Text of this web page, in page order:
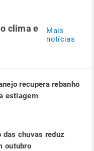
clima e
Mais
notícias
recupera rebanho
estiagem
das chuvas reduz
outubro